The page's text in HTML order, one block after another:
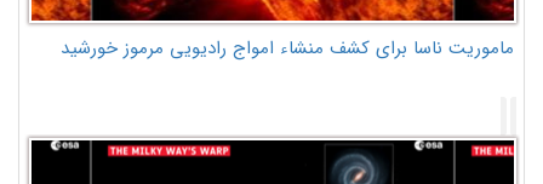
ماموریت ناسا برای کشف منشاء امواج رادیویی مرموز خورشید